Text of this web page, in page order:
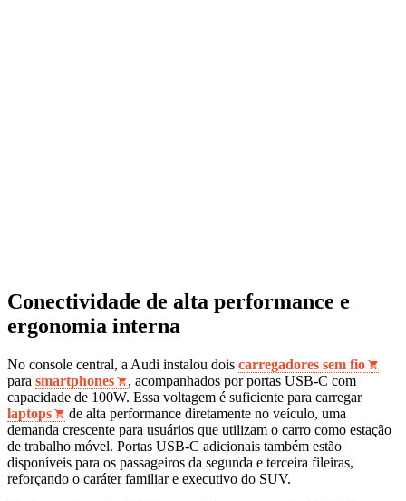
Conectividade de alta performance e
ergonomia interna
No console central, a Audi instalou dois carregadores sem fio
para smartphones
, acompanhados por portas USB-C com
capacidade de 100W. Essa voltagem é suficiente para carregar
laptops
de alta performance diretamente no veículo, uma
demanda crescente para usuários que utilizam o carro como estação
de trabalho móvel. Portas USB-C adicionais também estão
disponíveis para os passageiros da segunda e terceira fileiras,
reforçando o caráter familiar e executivo do SUV.